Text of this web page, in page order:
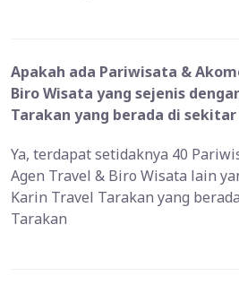
Apakah ada Pariwisata &
Biro Wisata yang sejenis
Tarakan yang berada di
Ya, terdapat setidaknya 40
Agen Travel & Biro Wisata lain
Karin Travel Tarakan yang
Tarakan